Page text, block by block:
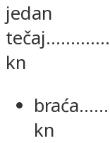
jedan
kn
kn